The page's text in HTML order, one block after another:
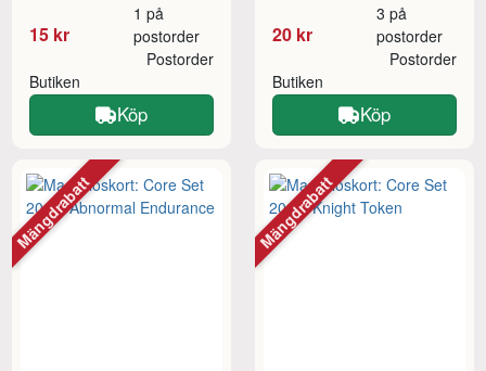
15 kr
1 på
postorder
Butiken
Postorder
Köp
20 kr
3 på
postorder
Butiken
Postorder
Köp
Mängdrabatt Mängdrabatt